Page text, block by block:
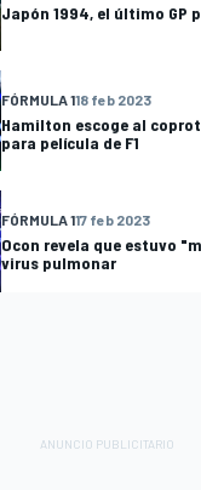
Japón 1994, el último GP
FÓRMULA 118 feb 2023
Hamilton escoge al
para película de F1
FÓRMULA 117 feb 2023
Ocon revela que estuvo
virus pulmonar